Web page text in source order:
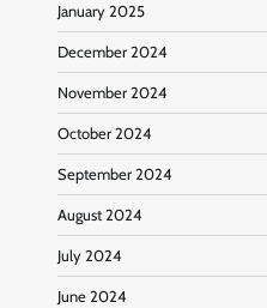
January 2025
December 2024
November 2024
October 2024
September 2024
August 2024
July 2024
June 2024